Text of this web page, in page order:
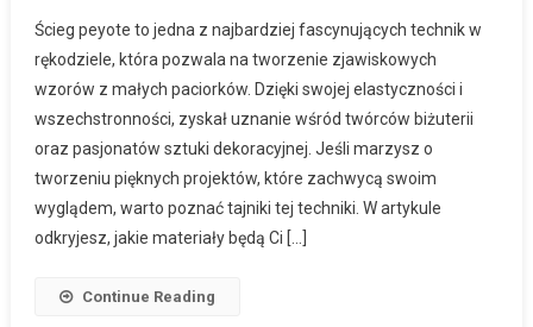
Ścieg peyote to jedna z najbardziej fascynujących technik w
rękodziele, która pozwala na tworzenie zjawiskowych
wzorów z małych paciorków. Dzięki swojej elastyczności i
wszechstronności, zyskał uznanie wśród twórców biżuterii
oraz pasjonatów sztuki dekoracyjnej. Jeśli marzysz o
tworzeniu pięknych projektów, które zachwycą swoim
wyglądem, warto poznać tajniki tej techniki. W artykule
odkryjesz, jakie materiały będą Ci […]
Continue Reading